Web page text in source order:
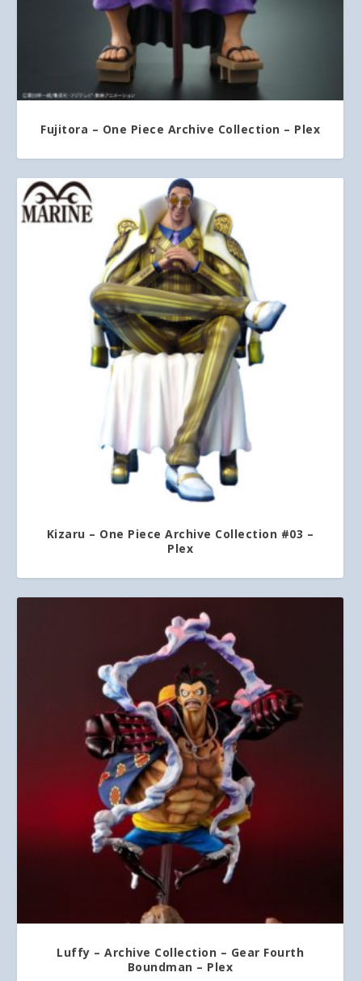
Fujitora – One Piece Archive Collection – Plex
Kizaru – One Piece Archive Collection #03 –
Plex
Luffy – Archive Collection – Gear Fourth
Boundman – Plex